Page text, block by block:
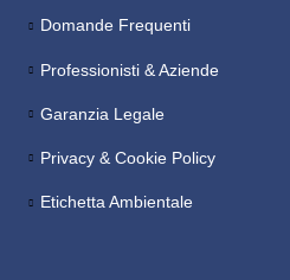
Domande Frequenti
Professionisti & Aziende
Garanzia Legale
Privacy & Cookie Policy
Etichetta Ambientale